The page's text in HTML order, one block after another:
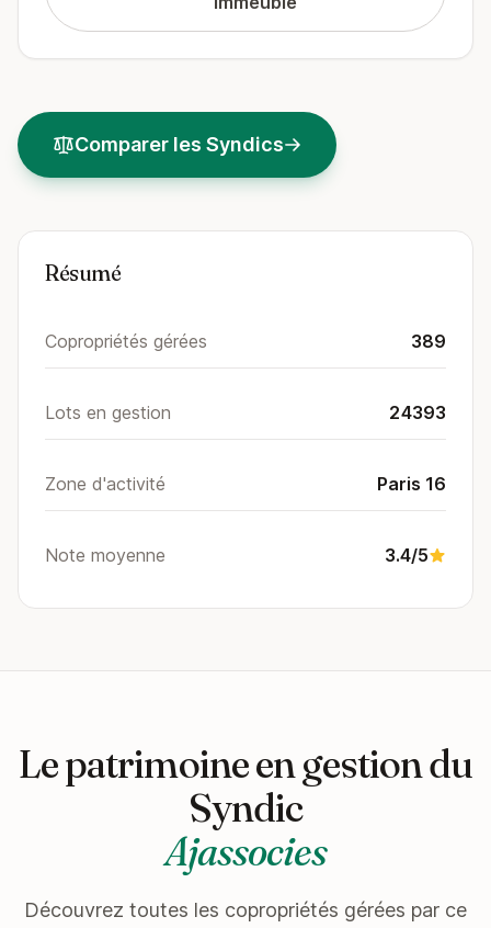
Comparer les Syndics
Résumé
Copropriétés gérées 389
Lots en gestion 24393
Zone d'activité Paris 16
Note moyenne 3.4/5
Le patrimoine en gestion du
Syndic
Ajassocies
Découvrez toutes les copropriétés gérées par ce